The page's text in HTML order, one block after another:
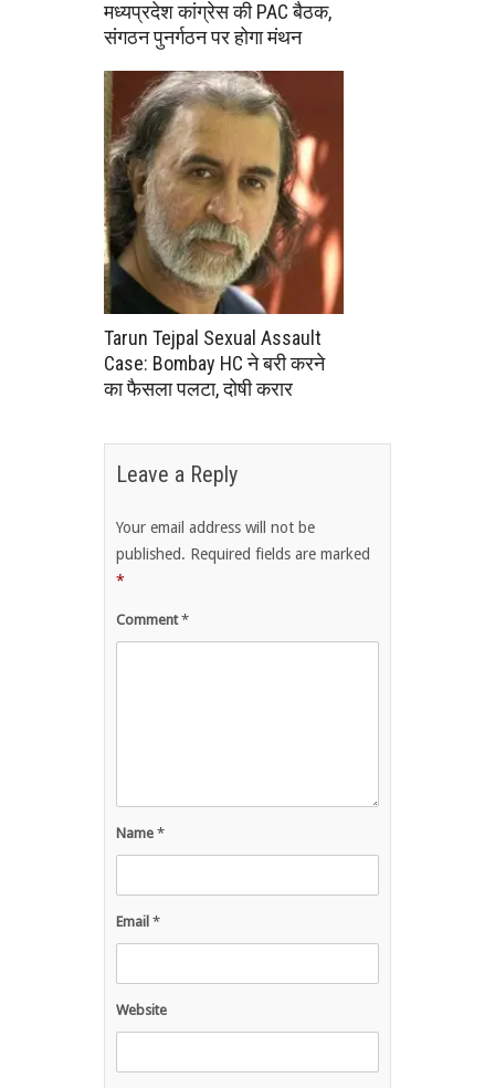
मध्यप्रदेश कांग्रेस की PAC बैठक,
संगठन पुनर्गठन पर होगा मंथन
Tarun Tejpal Sexual Assault
Case: Bombay HC ने बरी करने
का फैसला पलटा, दोषी करार
Leave a Reply
Your email address will not be
published. Required fields are marked
*
Comment*
Name *
Email *
Website